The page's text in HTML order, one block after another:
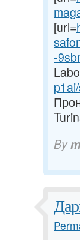
[url=
-
By